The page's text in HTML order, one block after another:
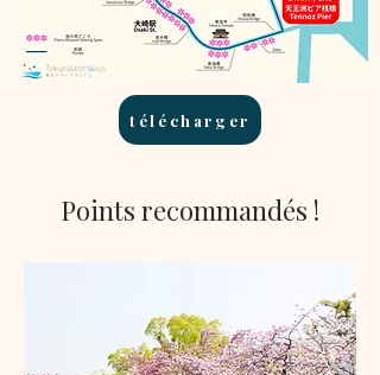
télécharger
Points recommandés !